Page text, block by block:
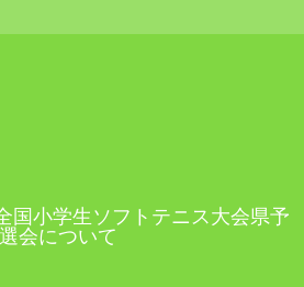
国小学生ソフトテニス大会県予
選会について